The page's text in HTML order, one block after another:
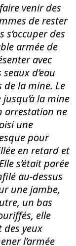
venir des
de rester
s’occuper des
armée de
avec
d’eau
de la mine. Le
la mine
arrestation ne
une
pour
en retard et
s’était parée
au-dessus
une jambe,
un bas
elle
yeux
l’armée